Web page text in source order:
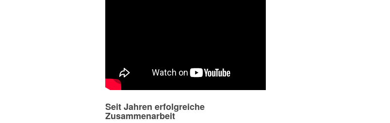
Seit Jahren erfolgreiche
Zusammenarbeit